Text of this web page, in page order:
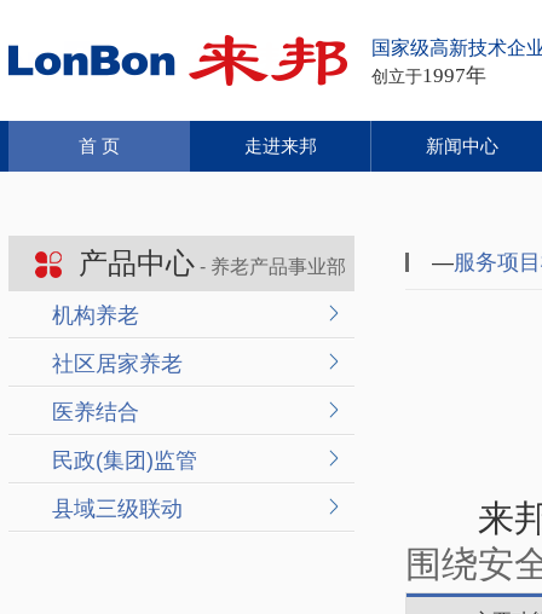
国家级高新技术企
创立于1997年
首 页 走进来邦 新闻中心
产品中心 - 养老产品事业部
机构养老
社区居家养老
医养结合
民政(集团)监管
县域三级联动
—服务项
来
围绕安